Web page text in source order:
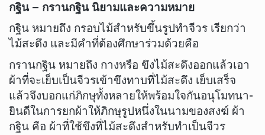
กฐิน – กรานกฐิน นิยามและความหมาย
กฐิน หมายถึง กรอบไม้สำหรับขึ้นรูปทำจีวร เรียกว่า
ไม้สะดึง และมีคำที่ต้องศึกษาร่วมด้วยคือ
กรานกฐิน หมายถึง กางหรือ ขึงไม้สะดึงออกแล้วเอา
ผ้าที่จะเย็บเป็นจีวรเข้าขึงทาบที่ไม้สะดึง เย็บเสร็จ
แล้วจึงบอกแก่ภิกษุทั้งหลายให้พร้อมใจกันอนุโมทนา-
ยินดีในการยกผ้าให้ภิกษุรูปหนึ่งในนามของสงฆ์ ผ้า
กฐิน คือ ผ้าที่ใช้ขึงที่ไม้สะดึงสำหรับทำเป็นจีวร